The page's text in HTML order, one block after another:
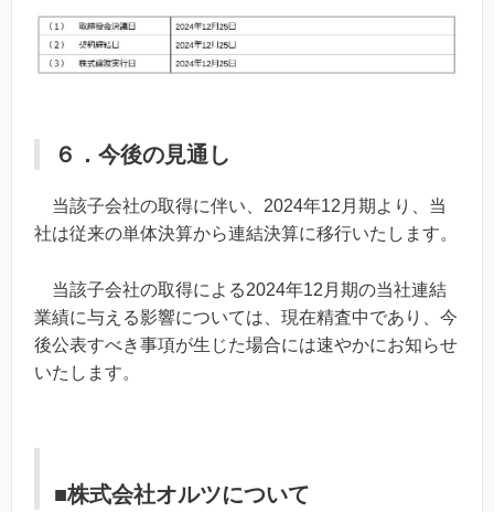
６．今後の見通し
当該子会社の取得に伴い、2024年12月期より、当
社は従来の単体決算から連結決算に移行いたします。
当該子会社の取得による2024年12月期の当社連結
業績に与える影響については、現在精査中であり、今
後公表すべき事項が生じた場合には速やかにお知らせ
いたします。
■株式会社オルツについて